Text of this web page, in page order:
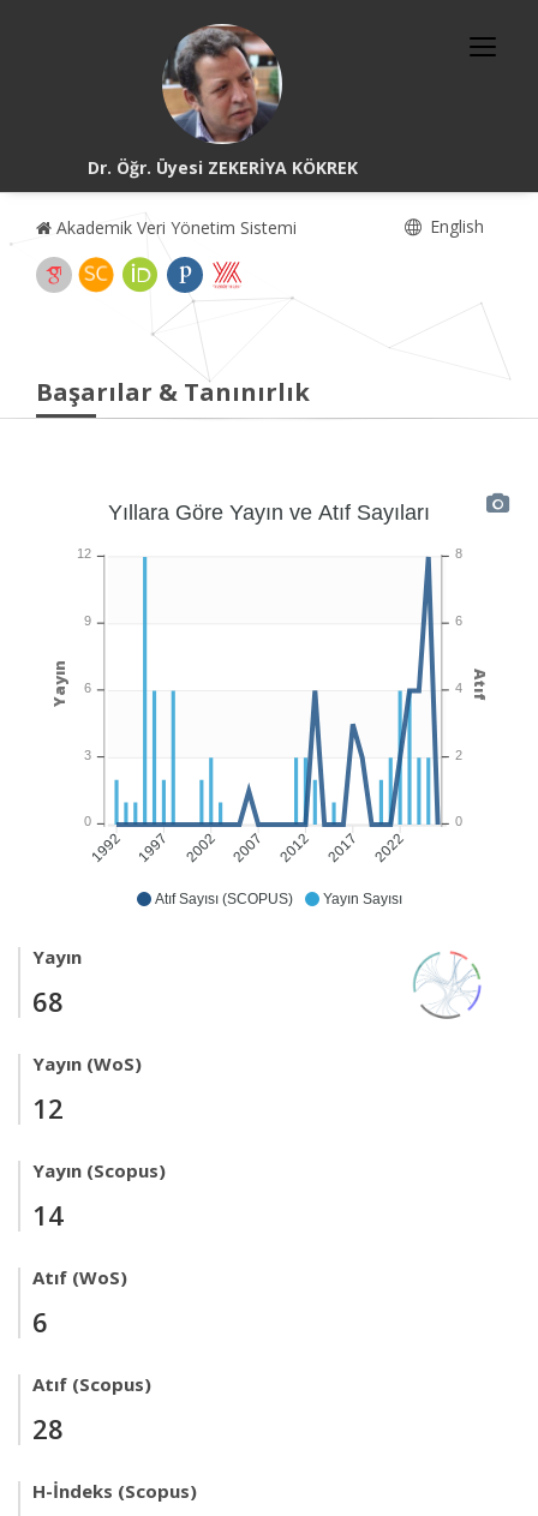
Dr. Öğr. Üyesi ZEKERİYA KÖKREK
Akademik Veri Yönetim Sistemi English
Başarılar & Tanınırlık
Atıf Sayısı (SCOPUS) Yayın Sayısı
1992 1997 2002 2007 2012 2017 2022
Yıllara Göre Yayın ve Atıf Sayıları
8
6
4
2
0
Atıf
12
9
6
3
0
Yayın
Yayın
68
Yayın (WoS)
12
Yayın (Scopus)
14
Atıf (WoS)
6
Atıf (Scopus)
28
H-İndeks (Scopus)